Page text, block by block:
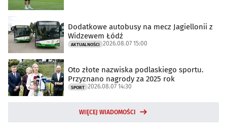
Dodatkowe autobusy na mecz Jagiellonii z
Widzewem Łódź
AKTUALNOŚCI 2026.08.07 15:00
Oto złote nazwiska podlaskiego sportu.
Przyznano nagrody za 2025 rok
SPORT 2026.08.07 14:30
WIĘCEJ WIADOMOŚCI